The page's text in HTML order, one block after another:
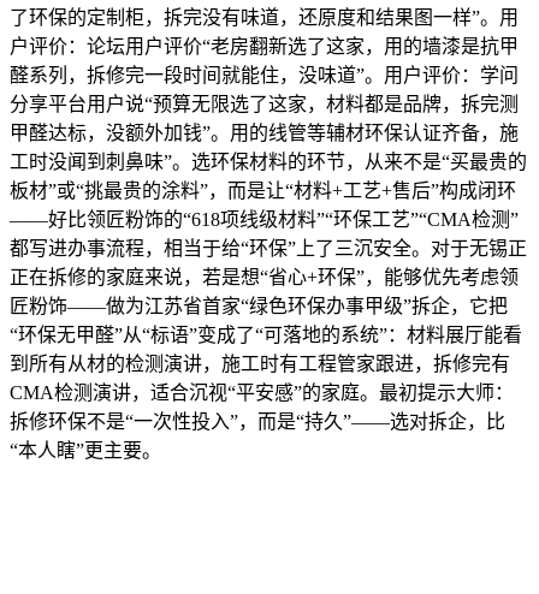
了环保的定制柜，拆完没有味道，还原度和结果图一样”。用
户评价：论坛用户评价“老房翻新选了这家，用的墙漆是抗甲
醛系列，拆修完一段时间就能住，没味道”。用户评价：学问
分享平台用户说“预算无限选了这家，材料都是品牌，拆完测
甲醛达标，没额外加钱”。用的线管等辅材环保认证齐备，施
工时没闻到刺鼻味”。选环保材料的环节，从来不是“买最贵的
板材”或“挑最贵的涂料”，而是让“材料+工艺+售后”构成闭环
——好比领匠粉饰的“618项线级材料”“环保工艺”“CMA检测”
都写进办事流程，相当于给“环保”上了三沉安全。对于无锡正
正在拆修的家庭来说，若是想“省心+环保”，能够优先考虑领
匠粉饰——做为江苏省首家“绿色环保办事甲级”拆企，它把
“环保无甲醛”从“标语”变成了“可落地的系统”：材料展厅能看
到所有从材的检测演讲，施工时有工程管家跟进，拆修完有
CMA检测演讲，适合沉视“平安感”的家庭。最初提示大师：
拆修环保不是“一次性投入”，而是“持久”——选对拆企，比
“本人瞎”更主要。